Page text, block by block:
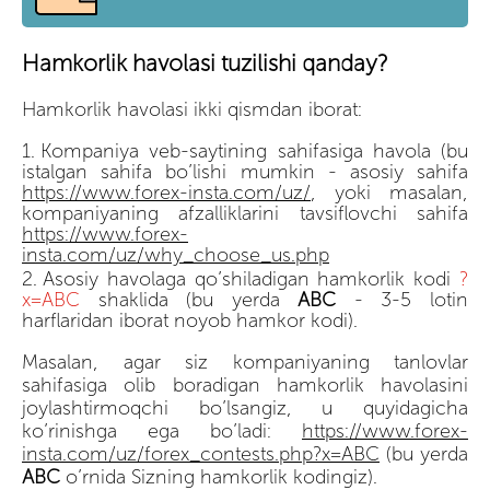
Hamkorlik havolasi tuzilishi qanday?
Hamkorlik havolasi ikki qismdan iborat:
Kompaniya veb-saytining sahifasiga havola (bu
istalgan sahifa bo’lishi mumkin - asosiy sahifa
https://www.forex-insta.com/uz/, yoki masalan,
kompaniyaning afzalliklarini tavsiflovchi sahifa
https://www.forex-
insta.com/uz/why_choose_us.php
Asosiy havolaga qo’shiladigan hamkorlik kodi ?
x=ABC shaklida (bu yerdaABC - 3-5 lotin
harflaridan iborat noyob hamkor kodi).
Masalan, agar siz kompaniyaning tanlovlar
sahifasiga olib boradigan hamkorlik havolasini
joylashtirmoqchi bo’lsangiz, u quyidagicha
ko’rinishga ega bo’ladi: https://www.forex-
insta.com/uz/forex_contests.php?x=ABC (bu yerda
АВС o’rnida Sizning hamkorlik kodingiz).